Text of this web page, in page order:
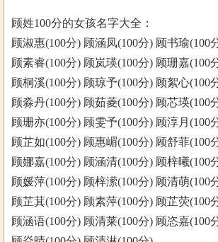
顾姓100分的女孩名字大全：
顾淑惠(100分) 顾涵凤(100分) 顾书瑜(100
顾素睿(100分) 顾岚瑛(100分) 顾珊嘉(100
顾桐溪(100分) 顾琼予(100分) 顾絮心(100
顾淼丹(100分) 顾茹菱(100分) 顾芯瑛(100
顾珊亦(100分) 顾雯予(100分) 顾淳月(100
顾芷如(100分) 顾惠嵋(100分) 顾舒菲(100
顾娜嘉(100分) 顾涵清(100分) 顾梓曦(100
顾媛萍(100分) 顾梓潆(100分) 顾清萌(100
顾芷萁(100分) 顾素萍(100分) 顾芷荧(100
顾涵语(100分) 顾清莱(100分) 顾恣嘉(100